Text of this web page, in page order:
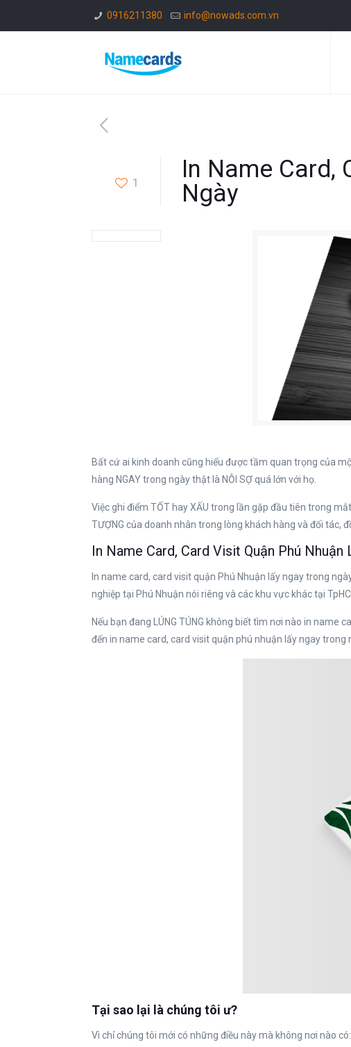
0916211380 info@nowads.com.vn
1
In Name Card,
Ngày
Bất cứ ai kinh doanh cũng hiểu được tầm quan trọng của
hàng NGAY trong ngày thật là NỖI SỢ quá lớn với họ.
Việc ghi điểm TỐT hay XẤU trong lần gặp đầu tiên trong
TƯỢNG của doanh nhân trong lòng khách hàng và đối tác,
In Name Card, Card Visit Quận Phú Nhuận
In name card, card visit quận Phú Nhuận lấy ngay trong
nghiệp tại Phú Nhuận nói riêng và các khu vực khác tại
Nếu bạn đang LÚNG TÚNG không biết tìm nơi nào in name
đến in name card, card visit quận phú nhuận lấy ngay trong
Tại sao lại là chúng tôi ư?
Vì chỉ chúng tôi mới có những điều này mà không nơi nào có: